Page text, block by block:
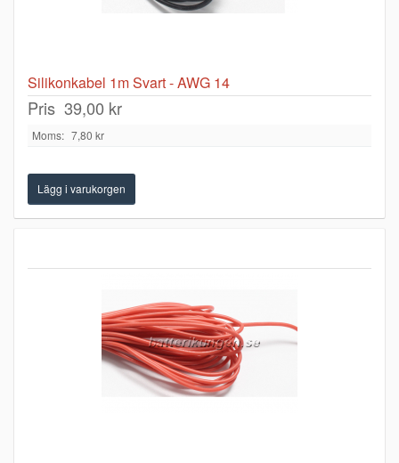
Silikonkabel 1m Svart - AWG 14
Pris 39,00 kr
Moms: 7,80 kr